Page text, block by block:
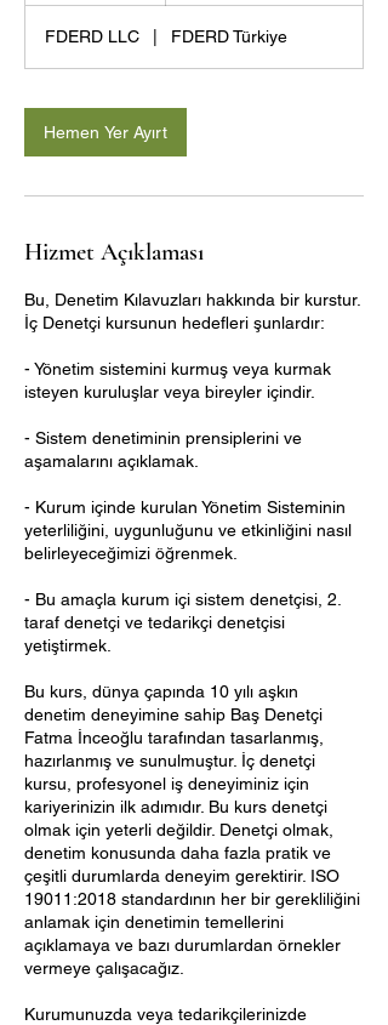
a
.
üzeri
FDERD LLC FDERD Türkiye
Hemen Yer Ayırt
Hizmet Açıklaması
Bu, Denetim Kılavuzları hakkında bir kurstur.
İç Denetçi kursunun hedefleri şunlardır:
- Yönetim sistemini kurmuş veya kurmak
isteyen kuruluşlar veya bireyler içindir.
- Sistem denetiminin prensiplerini ve
aşamalarını açıklamak.
- Kurum içinde kurulan Yönetim Sisteminin
yeterliliğini, uygunluğunu ve etkinliğini nasıl
belirleyeceğimizi öğrenmek.
- Bu amaçla kurum içi sistem denetçisi, 2.
taraf denetçi ve tedarikçi denetçisi
yetiştirmek.
Bu kurs, dünya çapında 10 yılı aşkın
denetim deneyimine sahip Baş Denetçi
Fatma İnceoğlu tarafından tasarlanmış,
hazırlanmış ve sunulmuştur. İç denetçi
kursu, profesyonel iş deneyiminiz için
kariyerinizin ilk adımıdır. Bu kurs denetçi
olmak için yeterli değildir. Denetçi olmak,
denetim konusunda daha fazla pratik ve
çeşitli durumlarda deneyim gerektirir. ISO
19011:2018 standardının her bir gerekliliğini
anlamak için denetimin temellerini
açıklamaya ve bazı durumlardan örnekler
vermeye çalışacağız.
Kurumunuzda veya tedarikçilerinizde